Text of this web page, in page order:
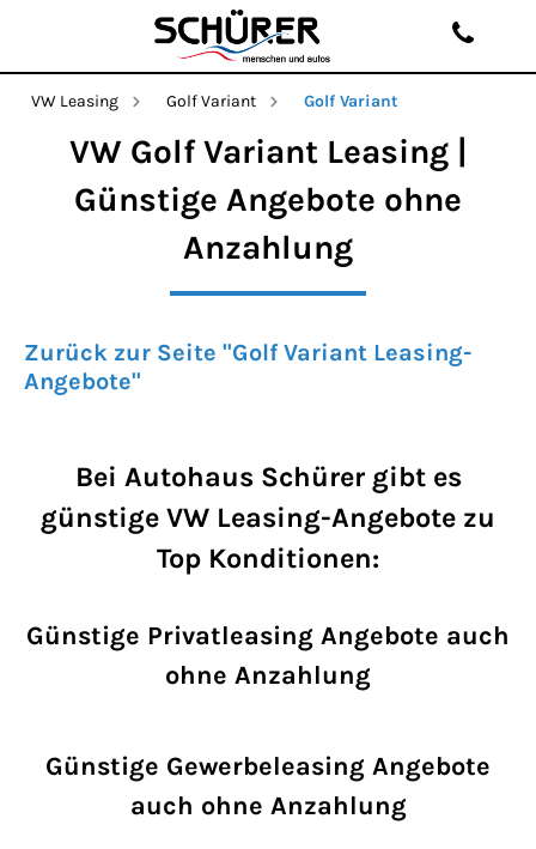
VW Leasing Golf Variant Golf Variant
VW Golf Variant Leasing |
Günstige Angebote ohne
Anzahlung
Zurück zur Seite "Golf Variant Leasing-
Angebote"
Bei Autohaus Schürer gibt es
günstige VW Leasing-Angebote zu
Top Konditionen:
Günstige Privatleasing Angebote auch
ohne Anzahlung
Günstige Gewerbeleasing Angebote
auch ohne Anzahlung